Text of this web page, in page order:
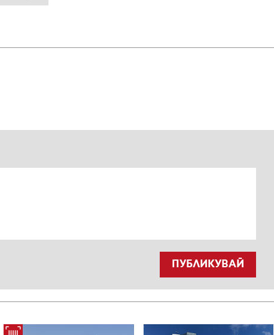
ПУБЛИКУВАЙ